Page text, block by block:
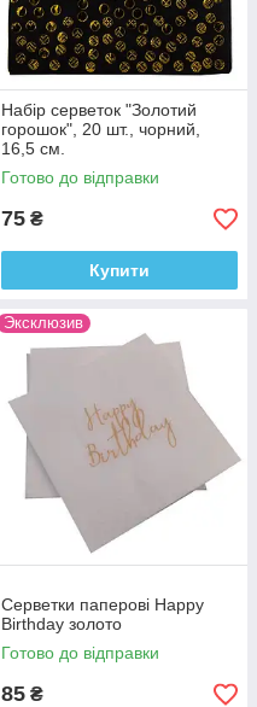
Набір серветок "Золотий
горошок", 20 шт., чорний,
16,5 см.
Готово до відправки
75 ₴
Купити
Эксклюзив
Серветки паперові Happy
Birthday золото
Готово до відправки
85 ₴